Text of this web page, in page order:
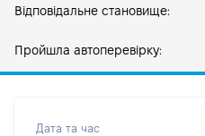
Відповідальне становище:
Пройшла автоперевірку:
Дата та час